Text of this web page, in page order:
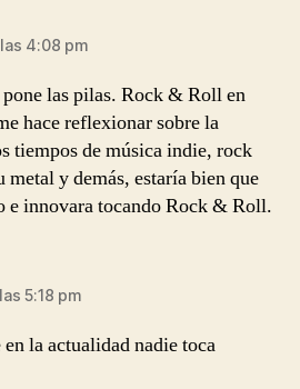
4:08 pm
las pilas. Rock & Roll en
hace reflexionar sobre la
tiempos de música indie, rock
y demás, estaría bien que
e innovara tocando Rock & Roll.
5:18 pm
la actualidad nadie toca